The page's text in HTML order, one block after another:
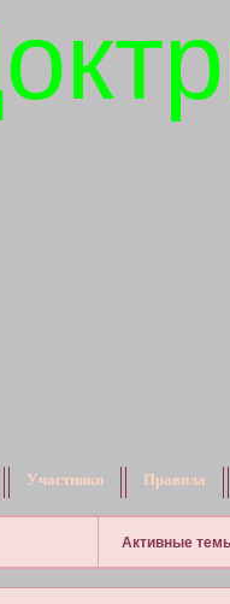
Участники Правила
Активные